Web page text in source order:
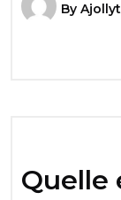
By
Quelle